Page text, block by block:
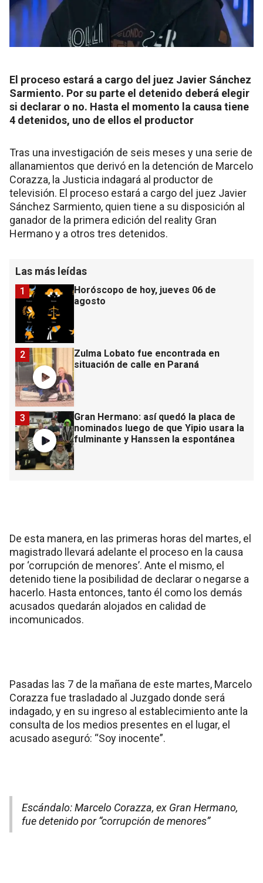
El proceso estará a cargo del juez Javier Sánchez
Sarmiento. Por su parte el detenido deberá elegir
si declarar o no. Hasta el momento la causa tiene
4 detenidos, uno de ellos el productor
Tras una investigación de seis meses y una serie de
allanamientos que derivó en la detención de Marcelo
Corazza, la Justicia indagará al productor de
televisión. El proceso estará a cargo del juez Javier
Sánchez Sarmiento, quien tiene a su disposición al
ganador de la primera edición del reality Gran
Hermano y a otros tres detenidos.
Las más leídas
Horóscopo de hoy, jueves 06 de
agosto
1
Zulma Lobato fue encontrada en
situación de calle en Paraná
2
Gran Hermano: así quedó la placa de
nominados luego de que Yipio usara la
fulminante y Hanssen la espontánea
3
De esta manera, en las primeras horas del martes, el
magistrado llevará adelante el proceso en la causa
por ‘corrupción de menores’. Ante el mismo, el
detenido tiene la posibilidad de declarar o negarse a
hacerlo. Hasta entonces, tanto él como los demás
acusados quedarán alojados en calidad de
incomunicados.
Pasadas las 7 de la mañana de este martes, Marcelo
Corazza fue trasladado al Juzgado donde será
indagado, y en su ingreso al establecimiento ante la
consulta de los medios presentes en el lugar, el
acusado aseguró: “Soy inocente”.
Escándalo: Marcelo Corazza, ex Gran Hermano,
fue detenido por “corrupción de menores”